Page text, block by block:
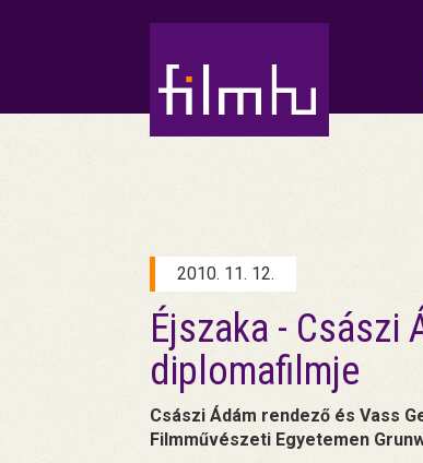
2010. 11. 12.
Éjszaka - Császi
diplomafilmje
Császi Ádám rendező és Vass
Filmművészeti Egyetemen